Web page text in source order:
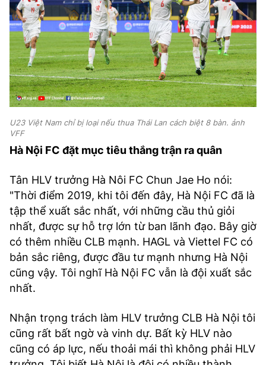
U23 Việt Nam chỉ bị loại nếu thua Thái Lan cách biệt 8 bàn. ảnh
VFF
Hà Nội FC đặt mục tiêu thắng trận ra quân
Tân HLV trưởng Hà Nôi FC Chun Jae Ho nói:
"Thời điểm 2019, khi tôi đến đây, Hà Nội FC đã là
tập thể xuất sắc nhất, với những cầu thủ giỏi
nhất, được sự hỗ trợ lớn từ ban lãnh đạo. Bây giờ
có thêm nhiều CLB mạnh. HAGL và Viettel FC có
bản sắc riêng, được đầu tư mạnh nhưng Hà Nội
cũng vậy. Tôi nghĩ Hà Nội FC vẫn là đội xuất sắc
nhất.
Nhận trọng trách làm HLV trưởng CLB Hà Nội tôi
cũng rất bất ngờ và vinh dự. Bất kỳ HLV nào
cũng có áp lực, nếu thoải mái thì không phải HLV